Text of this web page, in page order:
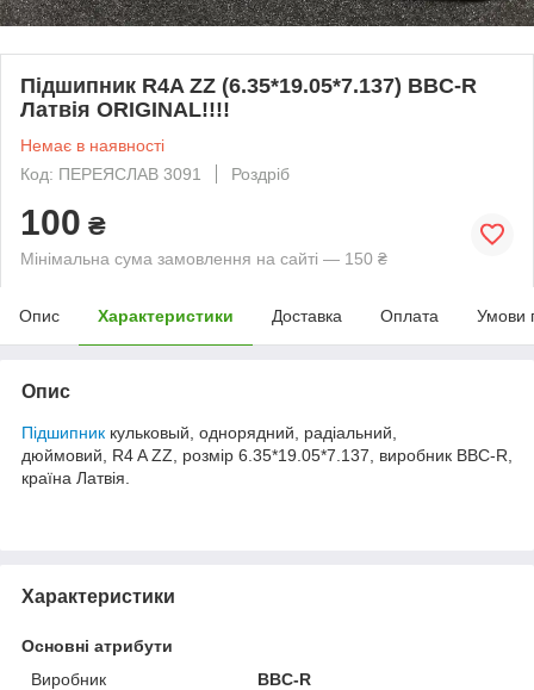
Підшипник R4A ZZ (6.35*19.05*7.137) BBC-R
Латвія ORIGINAL!!!!
Немає в наявності
Код: ПЕРЕЯСЛАВ 3091
Роздріб
100 ₴
Мінімальна сума замовлення на сайті — 150 ₴
Опис Характеристики Доставка Оплата Умови
Опис
Підшипник кульковый, однорядний, радіальний,
дюймовий, R4 A ZZ, розмір 6.35*19.05*7.137, виробник BBC-R,
країна Латвія.
Характеристики
Основні атрибути
Виробник
BBC-R